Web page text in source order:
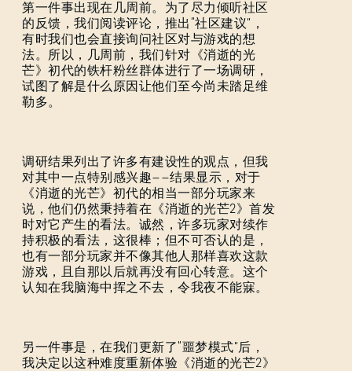
第一件事出现在几周前。为了尽力倾听社区
的反馈，我们阅读评论，推出“社区建议”，
有时我们也会直接询问社区对与游戏的想
法。所以，几周前，我们针对《消逝的光
芒》初代的铁杆粉丝群体进行了一场调研，
试图了解是什么原因让他们至今尚未踏足维
勒多。
调研结果列出了许多有建设性的观点，但我
对其中一点特别感兴趣——结果显示，对于
《消逝的光芒》初代的相当一部分玩家来
说，他们仍然秉持着在《消逝的光芒2》首发
时对它产生的看法。诚然，许多玩家对续作
持积极的看法，这很棒；但不可否认的是，
也有一部分玩家并不像其他人那样喜欢这款
游戏，且自那以后就再没有回心转意。这个
认知在我脑海中挥之不去，令我夜不能寐。
另一件事是，在我们更新了“噩梦模式”后，
我决定以这种难度重新体验《消逝的光芒2》